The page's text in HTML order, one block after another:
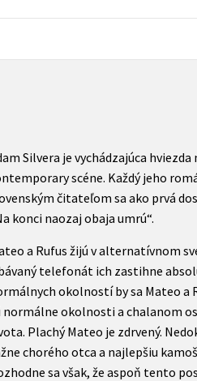
Silvera je vychádzajúca
scéne. Každý jeho
čitateľom sa ako prvá
konci naozaj obaja umrú“.
a Rufus žijú v alternatívnom
telefonát ich zastihne
okolností by sa Mateo a
normálne okolnosti a chalanom
Plachý Mateo je zdrvený.
chorého otca a najlepšiu
sa však, že aspoň tento